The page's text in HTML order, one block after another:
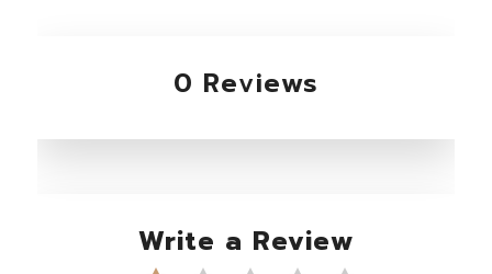
0 Reviews
Write a Review